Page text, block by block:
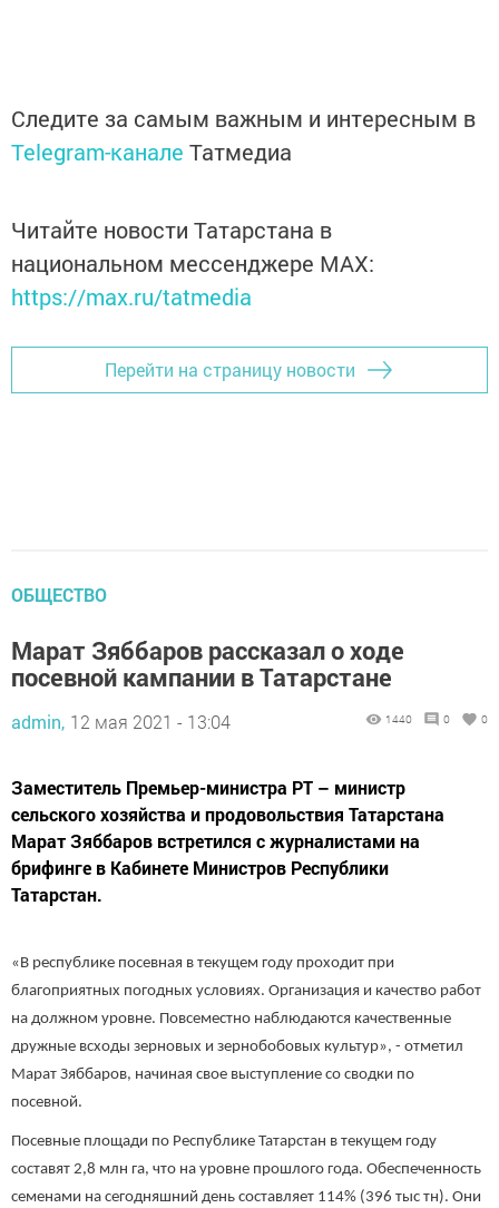
Следите за самым важным и интересным в
Telegram-канале Татмедиа
Читайте новости Татарстана в
национальном мессенджере MАХ:
https://max.ru/tatmedia
Перейти на страницу новости
ОБЩЕСТВО
Марат Зяббаров рассказал о ходе
посевной кампании в Татарстане
admin, 12 мая 2021 - 13:04 1440 0 0
Заместитель Премьер-министра РТ – министр
сельского хозяйства и продовольствия Татарстана
Марат Зяббаров встретился с журналистами на
брифинге в Кабинете Министров Республики
Татарстан.
«В республике посевная в текущем году проходит при
благоприятных погодных условиях. Организация и качество работ
на должном уровне. Повсеместно наблюдаются качественные
дружные всходы зерновых и зернобобовых культур», - отметил
Марат Зяббаров, начиная свое выступление со сводки по
посевной.
Посевные площади по Республике Татарстан в текущем году
составят 2,8 млн га, что на уровне прошлого года. Обеспеченность
семенами на сегодняшний день составляет 114% (396 тыс тн). Они